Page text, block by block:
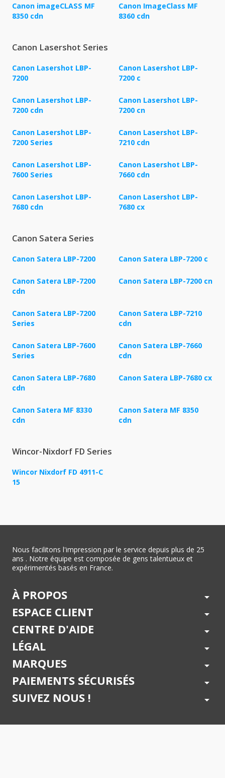
Canon imageCLASS MF
8350 cdn
Canon ImageClass MF
8360 cdn
Canon Lasershot Series
Canon Lasershot LBP-
7200
Canon Lasershot LBP-
7200 c
Canon Lasershot LBP-
7200 cdn
Canon Lasershot LBP-
7200 cn
Canon Lasershot LBP-
7200 Series
Canon Lasershot LBP-
7210 cdn
Canon Lasershot LBP-
7600 Series
Canon Lasershot LBP-
7660 cdn
Canon Lasershot LBP-
7680 cdn
Canon Lasershot LBP-
7680 cx
Canon Satera Series
Canon Satera LBP-7200 Canon Satera LBP-7200 c
Canon Satera LBP-7200
cdn
Canon Satera LBP-7200 cn
Canon Satera LBP-7200
Series
Canon Satera LBP-7210
cdn
Canon Satera LBP-7600
Series
Canon Satera LBP-7660
cdn
Canon Satera LBP-7680
cdn
Canon Satera LBP-7680 cx
Canon Satera MF 8330
cdn
Canon Satera MF 8350
cdn
Wincor-Nixdorf FD Series
Wincor Nixdorf FD 4911-C
15
Nous facilitons l'impression par le service depuis plus de 25
ans . Notre équipe est composée de gens talentueux et
expérimentés basés en France.
À PROPOS arrow_drop_down
ESPACE CLIENT arrow_drop_down
CENTRE D'AIDE arrow_drop_down
LÉGAL arrow_drop_down
MARQUES arrow_drop_down
PAIEMENTS SÉCURISÉS arrow_drop_down
SUIVEZ NOUS ! arrow_drop_down